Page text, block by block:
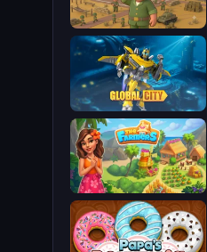
Army Base Of America
Global City
The Farmers